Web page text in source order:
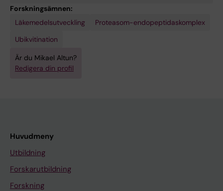
Forskningsämnen:
Läkemedelsutveckling
Proteasom-endopeptidaskomplex
Ubikvitination
Är du Mikael Altun?
Redigera din profil
Huvudmeny
Utbildning
Forskarutbildning
Forskning